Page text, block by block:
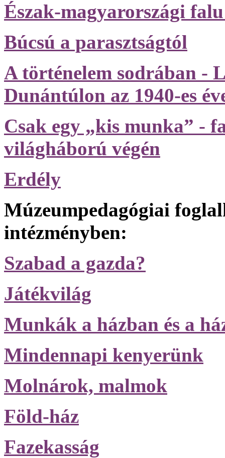
Észak-magyarországi
Búcsú a parasztságtól
A történelem sodrában -
Dunántúlon az 1940-es
Csak egy „kis munka” -
világháború végén
Erdély
Múzeumpedagógiai
intézményben:
Szabad a gazda?
Játékvilág
Munkák a házban és a
Mindennapi kenyerünk
Molnárok, malmok
Föld-ház
Fazekasság